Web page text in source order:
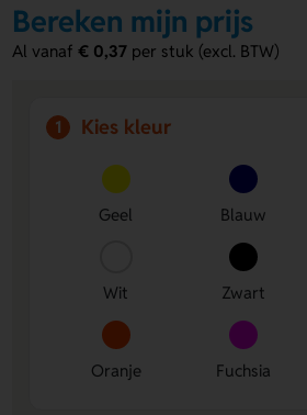
Voordelen van de
sleutelhanger
jouw logo of boodschap voor extra
Handig in gebruik:
hand voor makkelijk boodschappen
Duurzaam ontwerp:
Gemaakt van
een gegraveerd winkelwagentje
Bereken mijn prijs
Al vanaf€ 0,37 per stuk (excl. BTW)
1 Kies kleur
Geel Blauw
Wit Zwart
Oranje Fuchsia